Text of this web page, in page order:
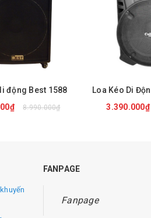
động Best 1588
8.990.000₫
3.390.000₫
FANPAGE
Fanpage